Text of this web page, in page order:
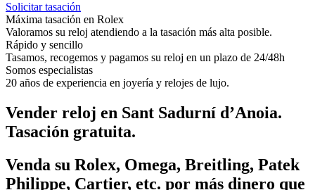
Solicitar tasación
Máxima tasación en Rolex
Valoramos su reloj atendiendo a la tasación más alta posible.
Rápido y sencillo
Tasamos, recogemos y pagamos su reloj en un plazo de 24/48h
Somos especialistas
20 años de experiencia en joyería y relojes de lujo.
Vender reloj en Sant Sadurní d’Anoia.
Tasación gratuita.
Venda su Rolex, Omega, Breitling, Patek
Philippe, Cartier, etc. por más dinero que